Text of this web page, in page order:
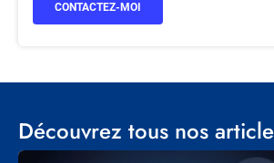
CONTACTEZ-MOI
Découvrez tous nos
Visuel